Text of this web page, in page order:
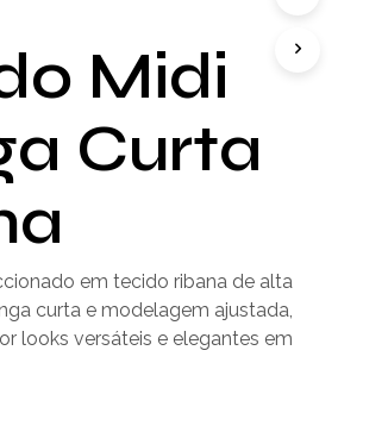
R
I
N
H
Midi
Curta
em tecido ribana de alta
curta e modelagem ajustada,
looks versáteis e elegantes em